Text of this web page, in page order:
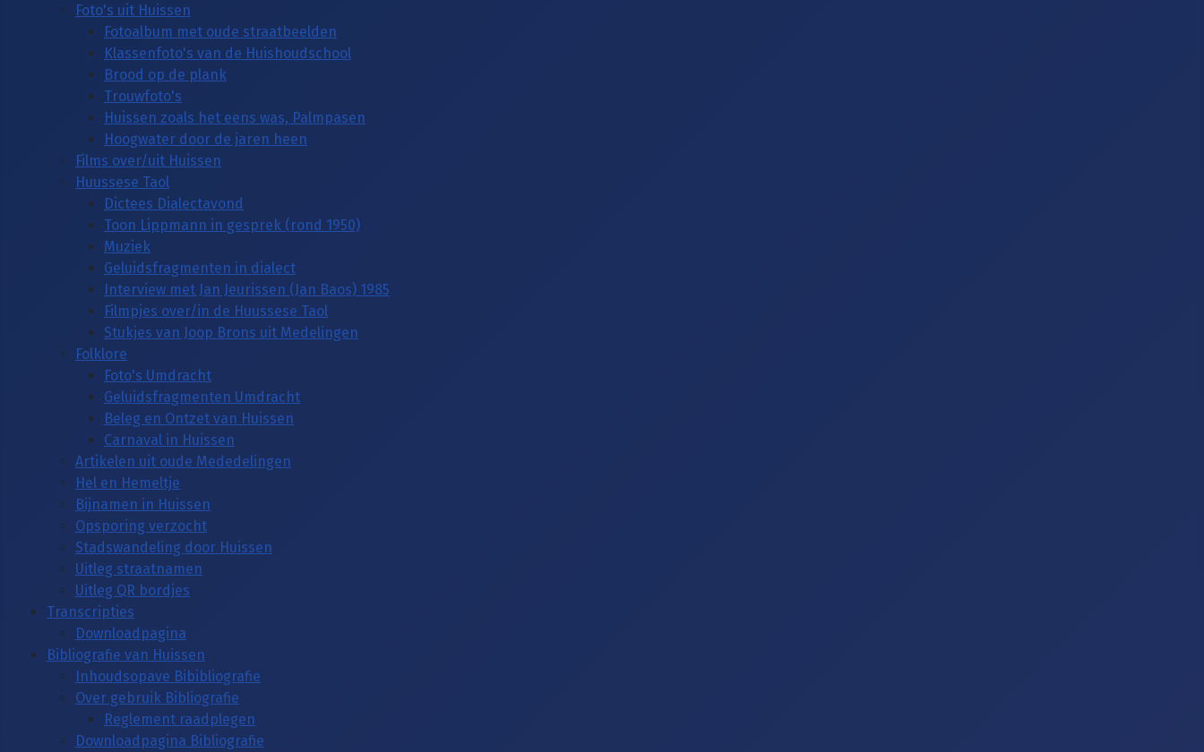
Foto's uit Huissen
Fotoalbum met oude straatbeelden
Klassenfoto's van de Huishoudschool
Brood op de plank
Trouwfoto's
Huissen zoals het eens was, Palmpasen
Hoogwater door de jaren heen
Films over/uit Huissen
Huussese Taol
Dictees Dialectavond
Toon Lippmann in gesprek (rond 1950)
Muziek
Geluidsfragmenten in dialect
Interview met Jan Jeurissen (Jan Baos) 1985
Filmpjes over/in de Huussese Taol
Stukjes van Joop Brons uit Medelingen
Folklore
Foto's Umdracht
Geluidsfragmenten Umdracht
Beleg en Ontzet van Huissen
Carnaval in Huissen
Artikelen uit oude Mededelingen
Hel en Hemeltje
Bijnamen in Huissen
Opsporing verzocht
Stadswandeling door Huissen
Uitleg straatnamen
Uitleg QR bordjes
Transcripties
Downloadpagina
Bibliografie van Huissen
Inhoudsopave Bibibliografie
Over gebruik Bibliografie
Reglement raadplegen
Downloadpagina Bibliografie